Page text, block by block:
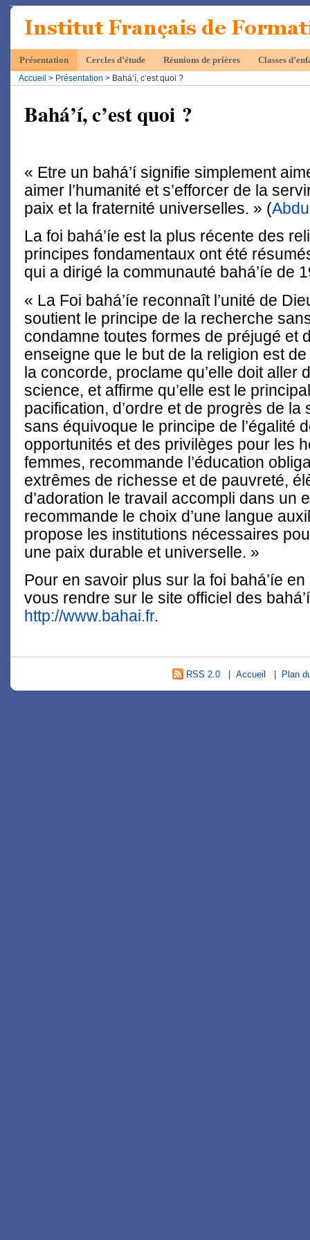
Présentation Cercles d’étude Réunions de prières
Classes
Accueil > Présentation > Bahá’í, c’est quoi ?
Bahá’í, c’est quoi ?
« Etre un bahá’í signifie simplement
aimer l’humanité et s’efforcer de la
paix et la fraternité universelles. » (
La foi bahá’íe est la plus récente des
principes fondamentaux ont été
qui a dirigé la communauté bahá’íe de
« La Foi bahá’íe reconnaît l’unité de
soutient le principe de la recherche
condamne toutes formes de préjugé et
enseigne que le but de la religion est de
la concorde, proclame qu’elle doit aller
science, et affirme qu’elle est le
pacification, d’ordre et de progrès de la
sans équivoque le principe de l’égalité
opportunités et des privilèges pour les
femmes, recommande l’éducation
extrêmes de richesse et de pauvreté,
d’adoration le travail accompli dans un
recommande le choix d’une langue
propose les institutions nécessaires
une paix durable et universelle. »
Pour en savoir plus sur la foi bahá’íe
vous rendre sur le site officiel des
http://www.bahai.fr.
RSS 2.0| Accueil Plan